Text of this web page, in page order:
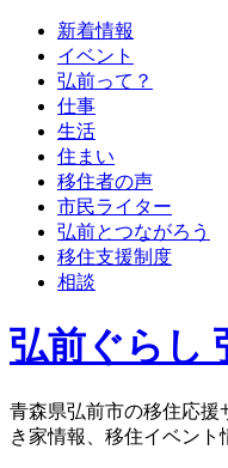
新着情報
イベント
弘前って？
仕事
生活
住まい
移住者の声
市民ライター
弘前とつながろう
移住支援制度
相談
弘前ぐらし
青森県弘前市の移住応援
き家情報、移住イベント